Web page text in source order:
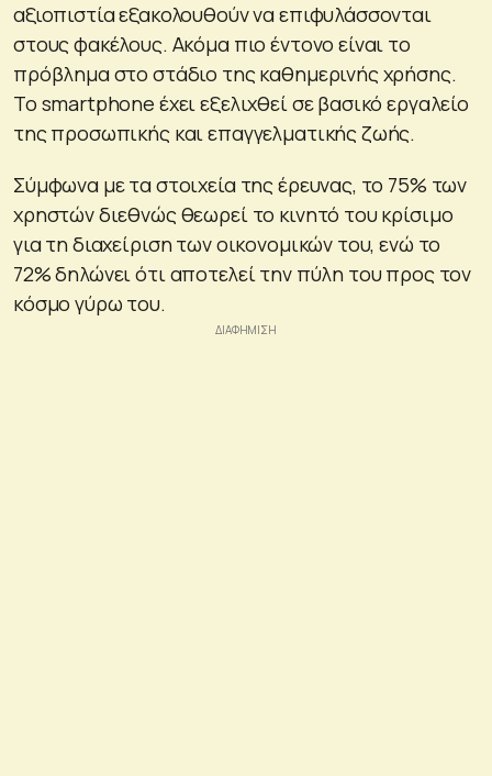
αξιοπιστία εξακολουθούν να επιφυλάσσονται
στους φακέλους. Ακόμα πιο έντονο είναι το
πρόβλημα στο στάδιο της καθημερινής χρήσης.
Το smartphone έχει εξελιχθεί σε βασικό εργαλείο
της προσωπικής και επαγγελματικής ζωής.
Σύμφωνα με τα στοιχεία της έρευνας, το 75% των
χρηστών διεθνώς θεωρεί το κινητό του κρίσιμο
για τη διαχείριση των οικονομικών του, ενώ το
72% δηλώνει ότι αποτελεί την πύλη του προς τον
κόσμο γύρω του.